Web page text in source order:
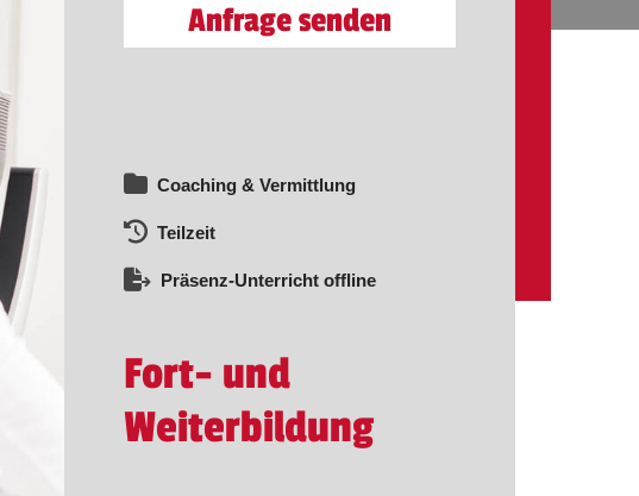
Anfrage senden
Coaching & Vermittlung
Teilzeit
Präsenz-Unterricht offline
Fort- und
Weiterbildung